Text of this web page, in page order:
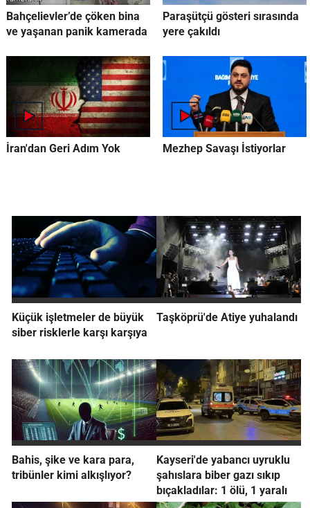
Bahçelievler’de çöken bina
ve yaşanan panik kamerada
Paraşütçü gösteri sırasında
yere çakıldı
İran'dan Geri Adım Yok Mezhep Savaşı İstiyorlar
Küçük işletmeler de büyük
siber risklerle karşı karşıya
Taşköprü'de Atiye yuhalandı
Bahis, şike ve kara para,
tribünler kimi alkışlıyor?
Kayseri'de yabancı uyruklu
şahıslara biber gazı sıkıp
bıçakladılar: 1 ölü, 1 yaralı